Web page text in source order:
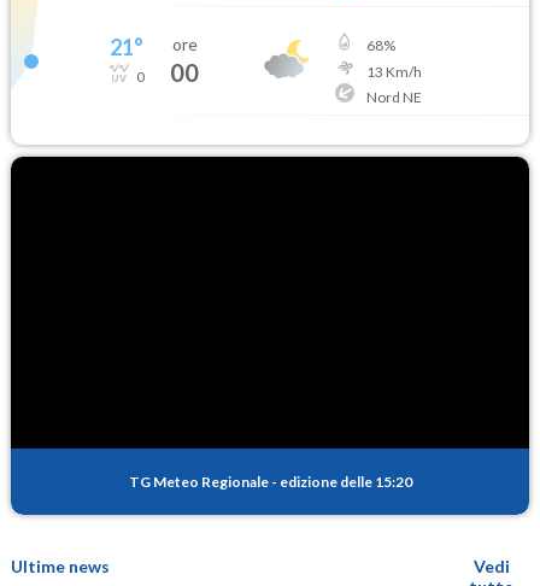
21°
0
ore
00
68%
13 Km/h
Nord NE
TG Meteo Regionale - edizione delle 15:20
Ultime news
Vedi